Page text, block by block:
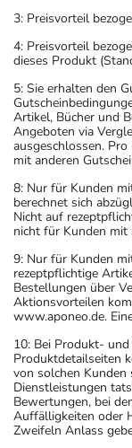
3: Preisvorteil
4: Preisvorteil
dieses Produkt
5: Sie erhalten den
Artikel, Bücher und
Angeboten via
ausgeschlossen.
mit anderen
8: Nur für Kunden
berechnet sich
Nicht auf
nicht für Kunden mit
9: Nur für Kunden
rezeptpflichtige
Bestellungen über
Aktionsvorteilen
www.aponeo.de.
10: Bei Produkt-
Produktdetailseiten
von solchen Kunden
Dienstleistungen
Bewertungen, bei
Auffälligkeiten oder
Zweifeln Anlass